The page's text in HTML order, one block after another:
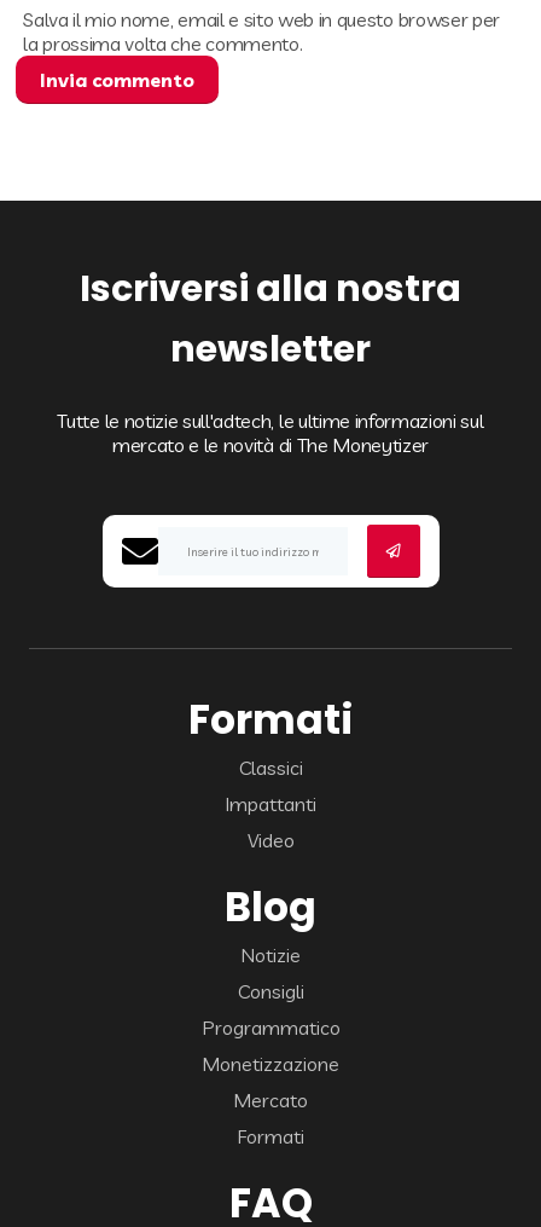
Salva il mio nome, email e sito web in questo browser per
la prossima volta che commento.
Iscriversi alla nostra
newsletter
Tutte le notizie sull'adtech, le ultime informazioni sul
mercato e le novità di The Moneytizer
Formati
Classici
Impattanti
Video
Blog
Notizie
Consigli
Programmatico
Monetizzazione
Mercato
Formati
FAQ